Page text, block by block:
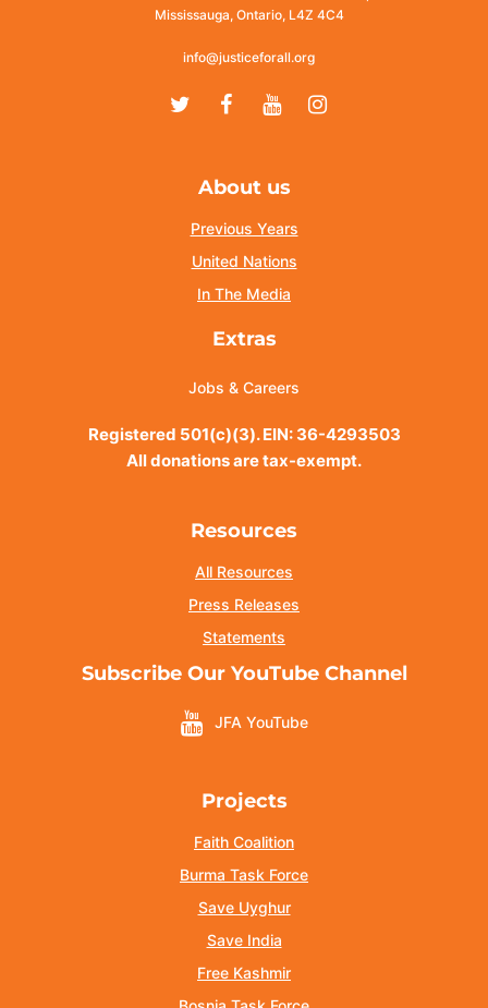
Mississauga, Ontario, L4Z 4C4
info@justiceforall.org
TwitterFacebook
YoutubeInstagram
About us
Previous Years
United Nations
In The Media
Extras
Jobs & Careers
Registered 501(c)(3). EIN: 36-4293503
All donations are tax-exempt.
Resources
All Resources
Press Releases
Statements
Subscribe Our YouTube Channel
JFA YouTube
Projects
Faith Coalition
Burma Task Force
Save Uyghur
Save India
Free Kashmir